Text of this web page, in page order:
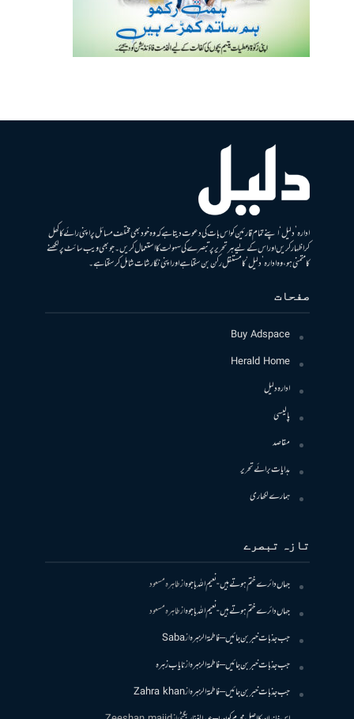
ادارہ ’دلیل‘ اپنے تمام قارئین کو اس بات کی دعوت دیتا ہے کہ وہ خود بھی مختلف مسائل پر اپنی رائے کا کھل
کر اظہار کریں اور اس کے لیے ہر تحریر پر تبصرے کی سہولت کا استعمال کریں۔ جو بھی ویب سائٹ پر لکھنے
کا متمنی ہو، وہ ادارہ ’دلیل‘ کا مستقل رکن بن سکتا ہے اور اپنی نگارشات شامل کرسکتا ہے۔
صفحات
Buy Adspace
Herald Home
ادارہ دلیل
پالیسی
مقاصد
ہدایات برائے تحریر
ہمارے لکھاری
تازہ تبصرے
جہاں دائرے ختم ہوتے ہیں- نعیم اللہ باجوہازطاہرہ مسعود
جہاں دائرے ختم ہوتے ہیں- نعیم اللہ باجوہازطاہرہ مسعود
جب جذبات خبر بن جائیں – فاطمۃالزہرہازSaba
جب جذبات خبر بن جائیں – فاطمۃالزہرہازنایاب زہرہ
جب جذبات خبر بن جائیں – فاطمۃالزہرہازZahra khan